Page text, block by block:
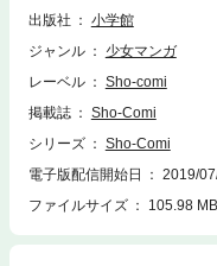
「幼なじみと恋、はじめ
いのいたいの、とんでけ
く囁く」 甘宮ちか 【ギャ
えびなしお 【ショート】
野愛莉 ≪特別企画 夏！
日和」 北村咲都子 「ドジ
ななじみが私にまったくト
萬屋不死身之介 「のほほ
出版社
小学館
ジャンル
少女マンガ
レーベル
Sho-comi
掲載誌
Sho-Comi
シリーズ
Sho-Comi
電子版配信開始日
2019/
ファイルサイズ
105.98 MB